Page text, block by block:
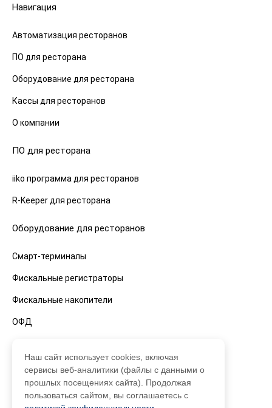
Навигация
Автоматизация ресторанов
ПО для ресторана
Оборудование для ресторана
Кассы для ресторанов
О компании
ПО для ресторана
iiko программа для ресторанов
R-Keeper для ресторана
Оборудование для ресторанов
Смарт-терминалы
Фискальные регистраторы
Фискальные накопители
ОФД
Смарт-терминалы
Фискальные регистраторы
Наш сайт использует cookies, включая
сервисы веб-аналитики (файлы с данными о
прошлых посещениях сайта). Продолжая
пользоваться сайтом, вы соглашаетесь с